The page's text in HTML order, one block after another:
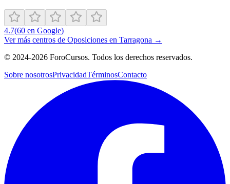
4.7(60 en Google)
Ver más centros de Oposiciones en Tarragona →
© 2024-2026 ForoCursos. Todos los derechos reservados.
Sobre nosotrosPrivacidadTérminosContacto